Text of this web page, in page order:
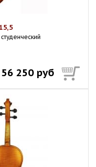
56 250 руб